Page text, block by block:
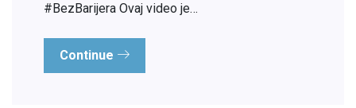
#BezBarijera Ovaj video je…
Continue